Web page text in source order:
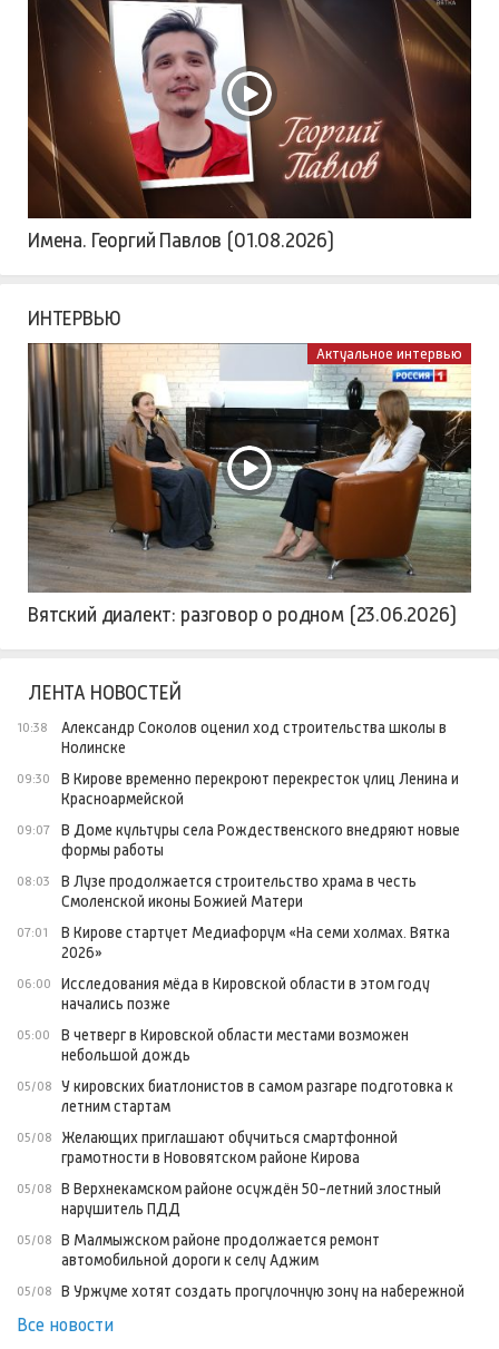
Имена. Георгий Павлов (01.08.2026)
ИНТЕРВЬЮ
Актуальное интервью
Вятский диалект: разговор о родном (23.06.2026)
ЛЕНТА НОВОСТЕЙ
10:38
Александр Соколов оценил ход строительства школы в
Нолинске
09:30
В Кирове временно перекроют перекресток улиц Ленина и
Красноармейской
09:07
В Доме культуры села Рождественского внедряют новые
формы работы
08:03
В Лузе продолжается строительство храма в честь
Смоленской иконы Божией Матери
07:01
В Кирове стартует Медиафорум «На семи холмах. Вятка
2026»
06:00
Исследования мёда в Кировской области в этом году
начались позже
05:00
В четверг в Кировской области местами возможен
небольшой дождь
05/08
У кировских биатлонистов в самом разгаре подготовка к
летним стартам
05/08
Желающих приглашают обучиться смартфонной
грамотности в Нововятском районе Кирова
05/08
В Верхнекамском районе осуждён 50-летний злостный
нарушитель ПДД
05/08
В Малмыжском районе продолжается ремонт
автомобильной дороги к селу Аджим
05/08 В Уржуме хотят создать прогулочную зону на набережной
Все новости